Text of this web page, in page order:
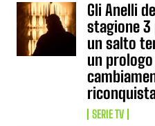
Gli Anelli
stagione
un salto
un
SERIE TV